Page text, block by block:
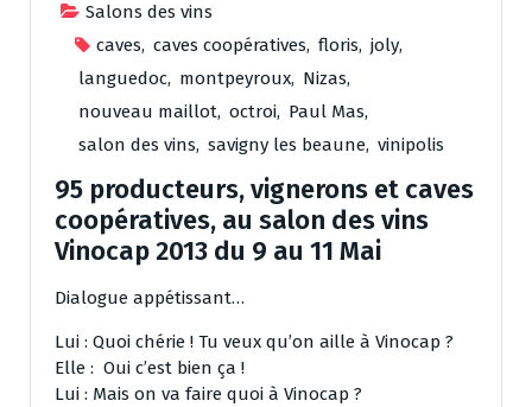
Salons des vins
caves, caves coopératives, floris, joly,
languedoc, montpeyroux, Nizas,
nouveau maillot, octroi, Paul Mas,
salon des vins, savigny les beaune, vinipolis
95 producteurs, vignerons et caves
coopératives, au salon des vins
Vinocap 2013 du 9 au 11 Mai
Dialogue appétissant…
Lui : Quoi chérie ! Tu veux qu’on aille à Vinocap ?
Elle : Oui c’est bien ça !
Lui : Mais on va faire quoi à Vinocap ?